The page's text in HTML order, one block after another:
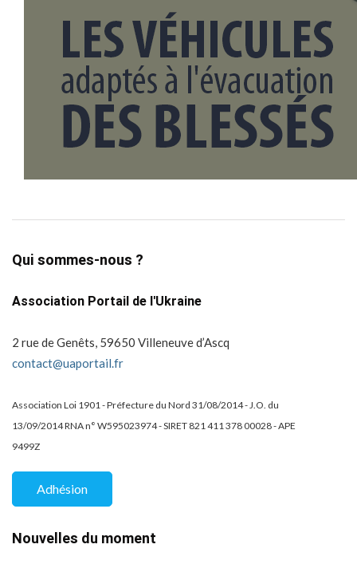
Qui sommes-nous ?
Association Portail de l'Ukraine
2 rue de Genêts, 59650 Villeneuve d’Ascq
contact@uaportail.fr
Association Loi 1901 - Préfecture du Nord 31/08/2014 - J.O. du
13/09/2014 RNA n° W595023974 - SIRET 821 411 378 00028 - APE
9499Z
Adhésion
Nouvelles du moment